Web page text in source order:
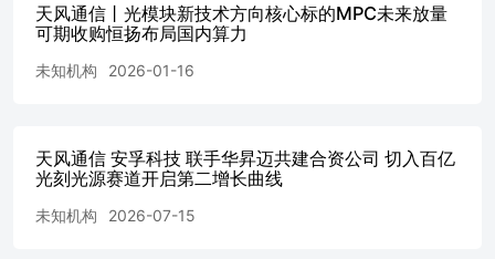
天风通信丨光模块新技术方向核心标的MPC未来放量
可期收购恒扬布局国内算力
未知机构 2026-01-16
天风通信 安孚科技 联手华昇迈共建合资公司 切入百亿
光刻光源赛道开启第二增长曲线
未知机构 2026-07-15